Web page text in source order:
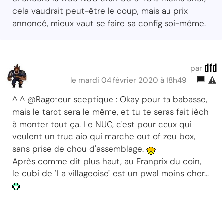
cela vaudrait peut-être le coup, mais au prix
annoncé, mieux vaut se faire sa config soi-même.
par dfd
le mardi 04 février 2020 à 18h49
^ ^ @Ragoteur sceptique : Okay pour ta babasse,
mais le tarot sera le même, et tu te seras fait ièch
à monter tout ça. Le NUC, c'est pour ceux qui
veulent un truc aio qui marche out of zeu box,
sans prise de chou d'assemblage.
Après comme dit plus haut, au Franprix du coin,
le cubi de "La villageoise" est un pwal moins cher...